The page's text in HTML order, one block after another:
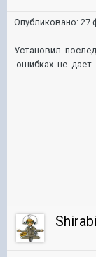
Опубликовано: 27
Установил
ошибках не дает